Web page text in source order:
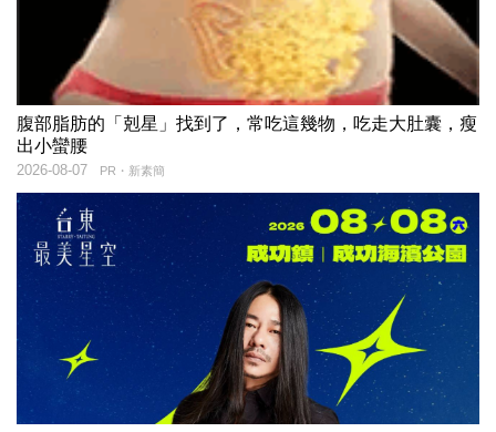
腹部脂肪的「剋星」找到了，常吃這幾物，吃走大肚囊，瘦
出小蠻腰
PR・新素簡
2026-08-07